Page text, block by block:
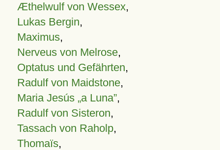
Æthelwulf von Wessex,
Lukas Bergin,
Maximus,
Nerveus von Melrose,
Optatus und Gefährten,
Radulf von Maidstone,
Maria Jesús „a Luna”,
Radulf von Sisteron,
Tassach von Raholp,
Thomaïs,